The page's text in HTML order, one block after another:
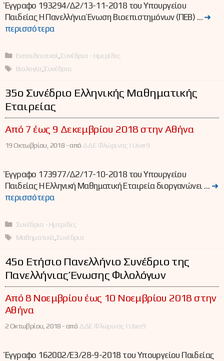
Έγγραφο 193294/Δ2/13-11-2018 του Υπουργείου
Παιδείας Η Πανελλήνια Ένωση Βιοεπιστημόνων (ΠΕΒ) … ➜
περισσότερα
Κατηγορίες
Εκπαιδευτικοί Συνέδρια - Ημερίδες
Ετικέτες
Βιολογία Συνέδρια
35ο Συνέδριο Ελληνικής Μαθηματικής
Εταιρείας
Από 7 έως 9 Δεκεμβρίου 2018 στην Αθήνα
19 Οκτωβρίου, 2018 -από ΔΔΕ Φλώρινας | User9
Έγγραφο 173977/Δ2/17-10-2018 του Υπουργείου
Παιδείας Η Ελληνική Μαθηματική Εταιρεία διοργανώνει … ➜
περισσότερα
Κατηγορίες
Συνέδρια - Ημερίδες
Ετικέτες
Μαθηματικά Συνέδρια
45ο Ετήσιο Πανελλήνιο Συνέδριο της
Πανελλήνιας Ένωσης Φιλολόγων
Από 8 Νοεμβρίου έως 10 Νοεμβρίου 2018 στην
Αθήνα
2 Οκτωβρίου, 2018 -από ΔΔΕ Φλώρινας | User9
Έγγραφο 162002/Ε3/28-9-2018 του Υπουργείου Παιδείας